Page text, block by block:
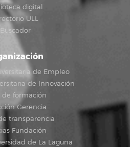
digital
ULL
Buscador
de Empleo
de Innovación
de formación
Gerencia
transparencia
Fundación
de La Laguna